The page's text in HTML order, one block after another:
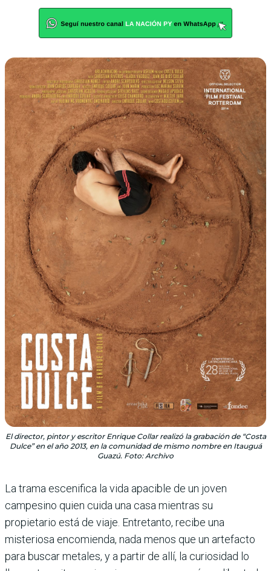
El director, pintor y escritor Enrique Collar realizó la grabación de “Costa
Dulce” en el año 2013, en la comunidad de mismo nombre en Itauguá
Guazú. Foto: Archivo
La trama escenifica la vida apacible de un joven
campesino quien cuida una casa mientras su
propietario está de viaje. Entretanto, recibe una
misteriosa encomienda, nada menos que un artefacto
para buscar metales, y a partir de allí, la curiosidad lo